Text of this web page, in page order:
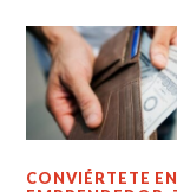
CONVIÉRTETE EN